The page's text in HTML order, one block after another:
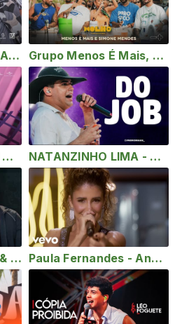
Zé Neto e Cristiano, Ana Castela - Foi Intenso #Intenso Grupo Menos É Mais, Simone Mendes - P do Pecado (Ao Vivo)
Simone Mendes - EU MENTI (Cantando Sua História 2) NATANZINHO LIMA - DO JOB (MÚSICA NOVA)
Matheus Fernandes & Matheus & Kauan - Triplex (Letra/Lyrics) Paula Fernandes - Anota Aí